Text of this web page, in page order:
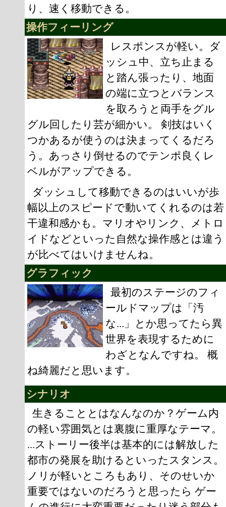
り、速く移動できる。
操作フィーリング
レスポンスが軽い。ダ
ッシュ中、立ち止まる
と踏ん張ったり、地面
の端に立つとバランス
を取ろうと両手をグル
グル回したり芸が細かい。 剣技はいく
つかあるが使うのは決まってくるだろ
う。あっさり倒せるのでテンポ良くレ
ベルがアップできる。
ダッシュして移動できるのはいいが歩
幅以上のスピードで動いてくれるのは若
干違和感かも。マリオやリンク、メトロ
イドなどといった自然な操作感とは違う
が比べてはいけませんね。
グラフィック
最初のステージのフィ
ールドマップは「汚
な...」とか思ってたら異
世界を表現するために
わざとなんですね。 概
ね綺麗だと思います。
シナリオ
生きることとはなんなのか？ゲーム内
の軽い雰囲気とは裏腹に重厚なテーマ。
...ストーリー後半は基本的には解放した
都市の発展を助けるといったスタンス。
ノリが軽いところもあり、そのせいか
重要ではないのだろうと思ったら ゲー